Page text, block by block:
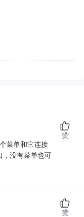
菜单和它连接
，没有菜单也可
赞
赞